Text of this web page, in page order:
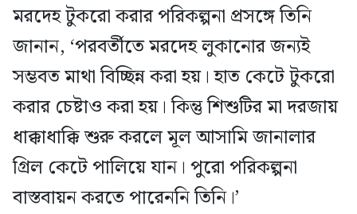
মরদেহ টুকরো করার পরিকল্পনা প্রসঙ্গে তিনি
জানান, ‘পরবর্তীতে মরদেহ লুকানোর জন্যই
সম্ভবত মাথা বিচ্ছিন্ন করা হয়। হাত কেটে টুকরো
করার চেষ্টাও করা হয়। কিন্তু শিশুটির মা দরজায়
ধাক্কাধাক্কি শুরু করলে মূল আসামি জানালার
গ্রিল কেটে পালিয়ে যান। পুরো পরিকল্পনা
বাস্তবায়ন করতে পারেননি তিনি।’